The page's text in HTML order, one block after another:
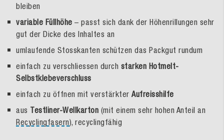
bleiben
variable Füllhöhe – passt sich dank der Höhenrillungen sehr
gut der Dicke des Inhaltes an
umlaufende Stosskanten schützen das Packgut rundum
einfach zu verschliessen durch starken Hotmelt-
Selbstklebeverschluss
einfach zu öffnen mit verstärkter Aufreisshilfe
aus Testliner-Wellkarton (mit einem sehr hohen Anteil an
Recyclingfasern), recyclingfähig